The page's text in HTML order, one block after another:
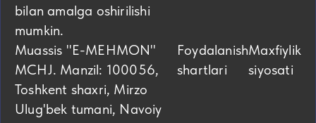
bilan amalga oshirilishi
mumkin.
Muassis "E-MEHMON"
MCHJ. Manzil: 100056,
Toshkent shaxri, Mirzo
Ulug'bek tumani, Navoiy
Foydalanish
shartlari
Maxfiylik
siyosati